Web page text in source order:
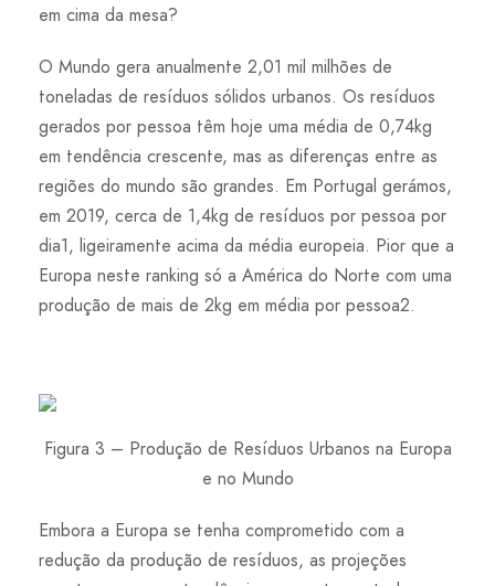
em cima da mesa?
O Mundo gera anualmente 2,01 mil milhões de
toneladas de resíduos sólidos urbanos. Os resíduos
gerados por pessoa têm hoje uma média de 0,74kg
em tendência crescente, mas as diferenças entre as
regiões do mundo são grandes. Em Portugal gerámos,
em 2019, cerca de 1,4kg de resíduos por pessoa por
dia1, ligeiramente acima da média europeia. Pior que a
Europa neste ranking só a América do Norte com uma
produção de mais de 2kg em média por pessoa2.
Figura 3 – Produção de Resíduos Urbanos na Europa
e no Mundo
Embora a Europa se tenha comprometido com a
redução da produção de resíduos, as projeções